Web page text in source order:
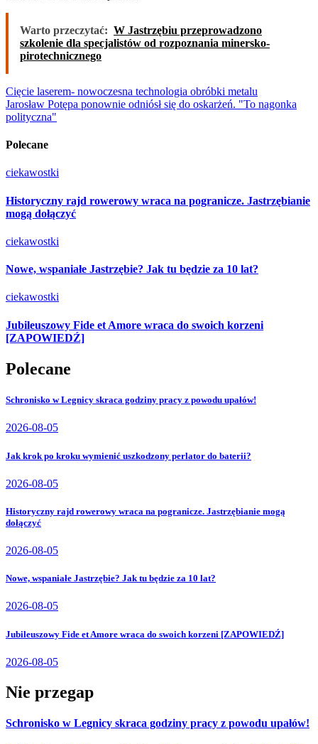
Warto przeczytać: W Jastrzębiu przeprowadzono
szkolenie dla specjalistów od rozpoznania minersko-
pirotechnicznego
Nawigacja
wpisu
Cięcie laserem- nowoczesna technologia obróbki metalu
Jarosław Potępa ponownie odniósł się do oskarżeń. "To nagonka
polityczna"
Polecane
ciekawostki
Historyczny rajd rowerowy wraca na pogranicze. Jastrzębianie
mogą dołączyć
ciekawostki
Nowe, wspaniałe Jastrzębie? Jak tu będzie za 10 lat?
ciekawostki
Jubileuszowy Fide et Amore wraca do swoich korzeni
[ZAPOWIEDŹ]
Polecane
Schronisko w Legnicy skraca godziny pracy z powodu upałów!
2026-08-05
Jak krok po kroku wymienić uszkodzony perlator do baterii?
2026-08-05
Historyczny rajd rowerowy wraca na pogranicze. Jastrzębianie mogą
dołączyć
2026-08-05
Nowe, wspaniałe Jastrzębie? Jak tu będzie za 10 lat?
2026-08-05
Jubileuszowy Fide et Amore wraca do swoich korzeni [ZAPOWIEDŹ]
2026-08-05
Nie przegap
Schronisko w Legnicy skraca godziny pracy z powodu upałów!